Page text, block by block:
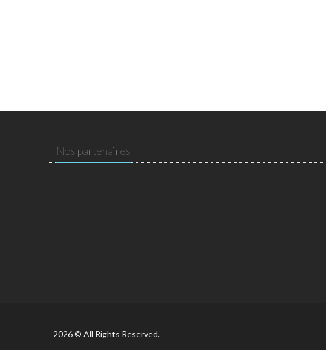
Nos partenaires
2026 © All Rights Reserved.